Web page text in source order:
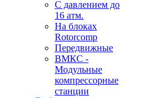
С давлением до
16 атм.
На блоках
Rotorcomp
Передвижные
ВМКС -
Модульные
компрессорные
станции